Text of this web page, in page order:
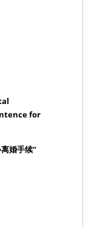
for
婚手续”